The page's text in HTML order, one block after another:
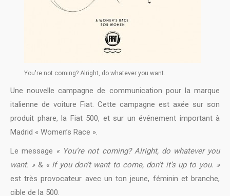
You're not coming? Alright, do whatever you want.
Une nouvelle campagne de communication pour la marque
italienne de voiture Fiat. Cette campagne est axée sur son
produit phare, la Fiat 500, et sur un événement important à
Madrid « Women’s Race ».
Le message « You’re not coming? Alright, do whatever you
want. »& « If you don’t want to come, don’t it’s up to you. »
est très provocateur avec un ton jeune, féminin et branche,
cible de la 500.